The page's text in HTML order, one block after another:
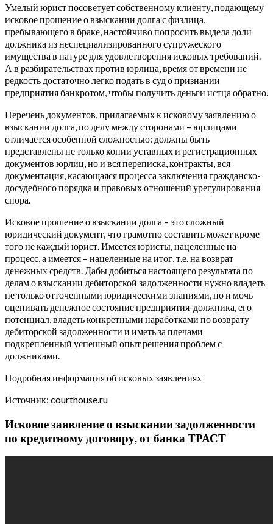
Умелый юрист посоветует собственному клиенту, подающему
исковое прошение о взыскании долга с физлица,
пребывающего в браке, настойчиво попросить выдела доли
должника из неспециализированного супружеского
имущества в натуре для удовлетворения исковых требований.
А в разбирательствах против юрлица, время от времени не
редкость достаточно легко подать в суд о признании
предприятия банкротом, чтобы получить деньги истца обратно.
Перечень документов, прилагаемых к исковому заявлению о
взыскании долга, по делу между сторонами – юрлицами
отличается особенной сложностью: должны быть
представлены не только копии уставных и регистрационных
документов юрлиц, но и вся переписка, контракты, вся
документация, касающаяся процесса заключения гражданско-
досудебного порядка и правовых отношений урегулирования
спора.
Исковое прошение о взыскании долга – это сложный
юридический документ, что грамотно составить может кроме
того не каждый юрист. Имеется юристы, нацеленные на
процесс, а имеется – нацеленные на итог, т.е. на возврат
денежных средств. Дабы добиться настоящего результата по
делам о взыскании дебиторской задолженности нужно владеть
не только отточенными юридическими знаниями, но и мочь
оценивать денежное состояние предприятия-должника, его
потенциал, владеть конкретными наработками по возврату
дебиторской задолженности и иметь за плечами
подкрепленный успешный опыт решения проблем с
должниками.
Подробная информация об исковых заявлениях
Источник: courthouse.ru
Исковое заявление о взыскании задолженности
по кредитному договору, от банка ТРАСТ